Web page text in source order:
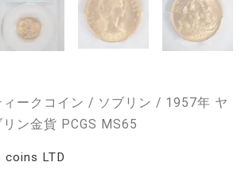
ークコイン / ソブリン / 1957年 ヤ
ン金貨 PCGS MS65
coins LTD